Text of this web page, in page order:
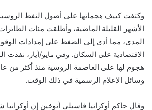
وكثفت كييف هجماتها على أصول النفط
الأشهر القليلة الماضية، وأطلقت مئات
المدى، مما أدى إلى الضغط على إمدادات
الاقتصادية على السكان. وفي مايو/أيار، نفذت
هجوم لها على العاصمة الروسية منذ أكثر من
وسائل الإعلام الرسمية في ذلك الوقت.
وقال حاكم أوكرانيا فاسيلي أنوخين إن أوكرانيا